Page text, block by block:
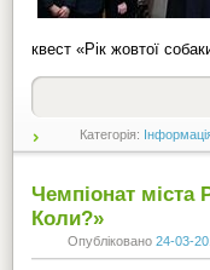
квест «Рік жовтої
Категорія:
Чемпіонат міста
Коли?»
Опубліковано 24-03-